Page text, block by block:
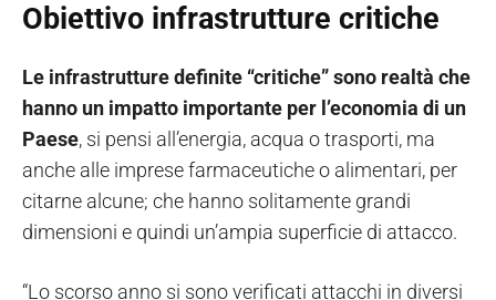
Obiettivo infrastrutture critiche
Le infrastrutture definite “critiche” sono realtà che
hanno un impatto importante per l’economia di un
Paese, si pensi all’energia, acqua o trasporti, ma
anche alle imprese farmaceutiche o alimentari, per
citarne alcune; che hanno solitamente grandi
dimensioni e quindi un’ampia superficie di attacco.
“Lo scorso anno si sono verificati attacchi in diversi